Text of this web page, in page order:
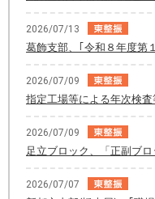
2026/07/13
葛飾支部、｢令和８年度第
2026/07/09
指定工場等による年次検
2026/07/09
足立ブロック、「正副ブ
2026/07/07